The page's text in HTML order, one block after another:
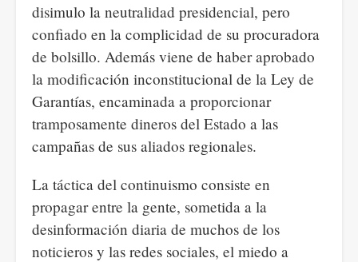
disimulo la neutralidad presidencial, pero
confiado en la complicidad de su procuradora
de bolsillo. Además viene de haber aprobado
la modificación inconstitucional de la Ley de
Garantías, encaminada a proporcionar
tramposamente dineros del Estado a las
campañas de sus aliados regionales.
La táctica del continuismo consiste en
propagar entre la gente, sometida a la
desinformación diaria de muchos de los
noticieros y las redes sociales, el miedo a